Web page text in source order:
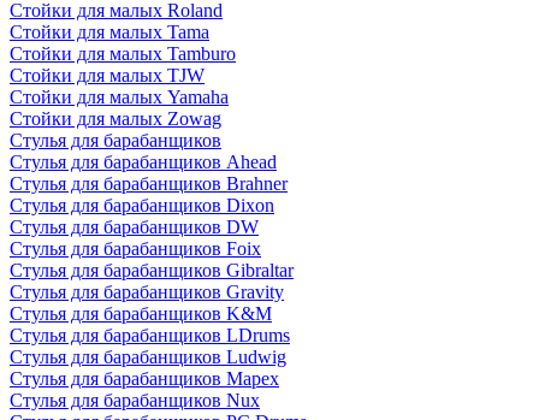
Стойки для малых Roland
Стойки для малых Tama
Стойки для малых Tamburo
Стойки для малых TJW
Стойки для малых Yamaha
Стойки для малых Zowag
Стулья для барабанщиков
Стулья для барабанщиков Ahead
Стулья для барабанщиков Brahner
Стулья для барабанщиков Dixon
Стулья для барабанщиков DW
Стулья для барабанщиков Foix
Стулья для барабанщиков Gibraltar
Стулья для барабанщиков Gravity
Стулья для барабанщиков K&M
Стулья для барабанщиков LDrums
Стулья для барабанщиков Ludwig
Стулья для барабанщиков Mapex
Стулья для барабанщиков Nux